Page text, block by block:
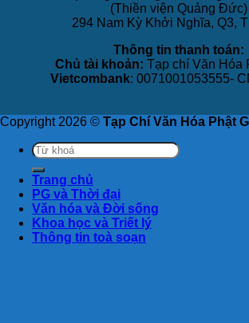
(Thiền viện Quảng Đức)
294 Nam Kỳ Khởi Nghĩa, Q3,
Thông tin thanh toán:
Chủ tài khoản: Tạp chí Văn Hóa
Vietcombank: 0071001053555-
Copyright 2026 © Tạp Chí Văn Hóa Phật
Trang chủ
PG và Thời đại
Văn hóa và Đời sống
Khoa học và Triết lý
Thông tin toà soạn